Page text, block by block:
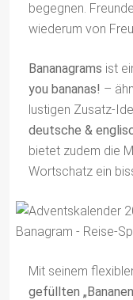
begegnen.
wiederum von
Bananagrams ist
you bananas! –
lustigen Zusatz-
deutsche &
bietet zudem die
Wortschatz ein
Mit seinem
gefüllten